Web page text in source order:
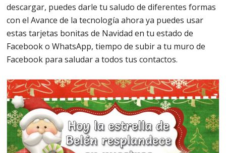
descargar, puedes darle tu saludo de diferentes formas
con el Avance de la tecnología ahora ya puedes usar
estas tarjetas bonitas de Navidad en tu estado de
Facebook o WhatsApp, tiempo de subir a tu muro de
Facebook para saludar a todos tus contactos.